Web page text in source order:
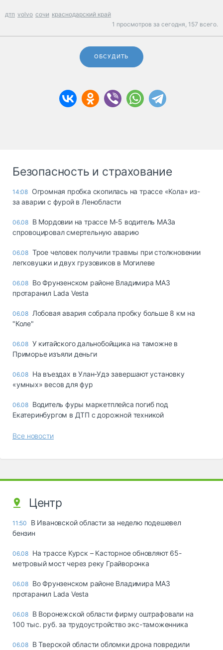
дтп volvo сочи краснодарский край
1 просмотров за сегодня, 157 всего.
ОБСУДИТЬ
Безопасность и страхование
14:08 Огромная пробка скопилась на трассе «Кола» из-
за аварии с фурой в Ленобласти
06.08 В Мордовии на трассе М-5 водитель МАЗа
спровоцировал смертельную аварию
06.08 Трое человек получили травмы при столкновении
легковушки и двух грузовиков в Могилеве
06.08 Во Фрунзенском районе Владимира МАЗ
протаранил Lada Vesta
06.08 Лобовая авария собрала пробку больше 8 км на
"Коле"
06.08 У китайского дальнобойщика на таможне в
Приморье изъяли деньги
06.08 Ha въeздax в Улaн-Удэ зaвepшaют ycтaнoвкy
«yмныx» вecoв для фyp
06.08 Водитель фуры маркетплейса погиб под
Екатеринбургом в ДТП с дорожной техникой
Все новости
Центр
11:50
В Ивановской области за неделю подешевел
бензин
06.08 На трассе Курск – Касторное обновляют 65-
метровый мост через реку Грайворонка
06.08 Во Фрунзенском районе Владимира МАЗ
протаранил Lada Vesta
06.08 В Воронежской области фирму оштрафовали на
100 тыс. руб. за трудоустройство экс-таможенника
06.08 В Тверской области обломки дрона повредили